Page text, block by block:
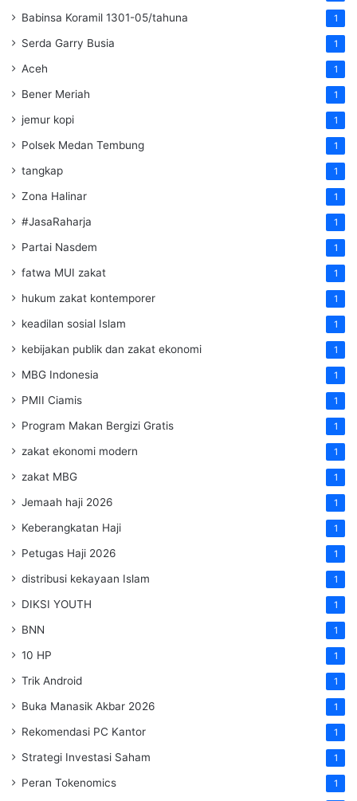
Babinsa Koramil 1301-05/tahuna 1
Serda Garry Busia 1
Aceh 1
Bener Meriah 1
jemur kopi 1
Polsek Medan Tembung 1
tangkap 1
Zona Halinar 1
#JasaRaharja 1
Partai Nasdem 1
fatwa MUI zakat 1
hukum zakat kontemporer 1
keadilan sosial Islam 1
kebijakan publik dan zakat ekonomi 1
MBG Indonesia 1
PMII Ciamis 1
Program Makan Bergizi Gratis 1
zakat ekonomi modern 1
zakat MBG 1
Jemaah haji 2026 1
Keberangkatan Haji 1
Petugas Haji 2026 1
distribusi kekayaan Islam 1
DIKSI YOUTH 1
BNN 1
10 HP 1
Trik Android 1
Buka Manasik Akbar 2026 1
Rekomendasi PC Kantor 1
Strategi Investasi Saham 1
Peran Tokenomics 1